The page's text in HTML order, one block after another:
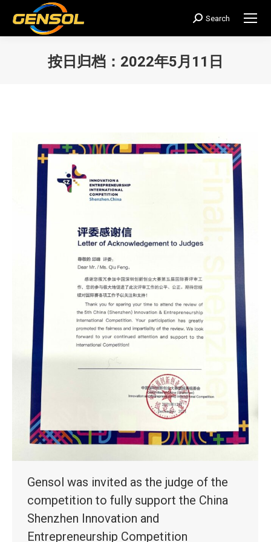
搜
索：
Search
按日归档： 2022年5月11日
Gensol was invited as the judge of the
competition to fully support the China
Shenzhen Innovation and
Entrepreneurship Competition